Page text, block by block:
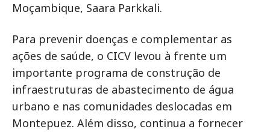
Moçambique, Saara Parkkali.
Para prevenir doenças e complementar as
ações de saúde, o CICV levou à frente um
importante programa de construção de
infraestruturas de abastecimento de água
urbano e nas comunidades deslocadas em
Montepuez. Além disso, continua a fornecer